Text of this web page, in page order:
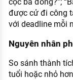
được cử đi công
với deadline mỗi
Nguyên nhân
So sánh thành
tuổi hoặc nhỏ hơn